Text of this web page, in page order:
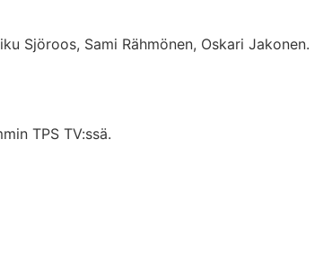
Sjöroos, Sami Rähmönen, Oskari Jakonen.
TPS TV:ssä.